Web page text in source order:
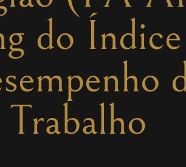
do
Trabalho